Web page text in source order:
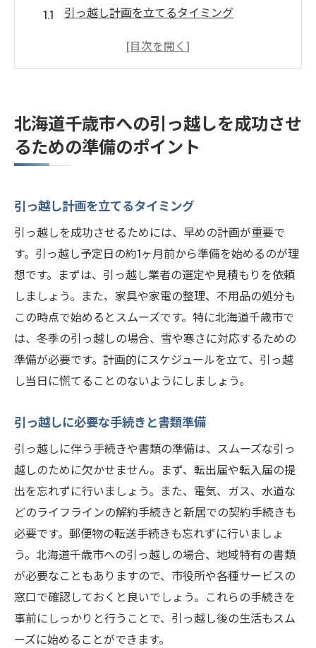
引っ越し計画を立てるタイミング
引っ越しに必要な手続きと書類準備
引っ越し前の掃除と点検
引っ越し前に知っておきたい北海道千歳市の魅
千歳市の主要な観光スポット
生活に便利な施設やサービス
公共交通機関と交通アクセス
地域のイベントや祭り
おすすめのショッピングエリア
千歳市の気候と季節の特徴
プロが教える引っ越し当日のトラブル回避法
当日のスケジュールと段取り
緊急時の連絡先と対処方法
貴重品や重要書類の管理方法
ペットや子供のケア方法
引っ越し後のトラブル対応
北海道千歳市の引っ越し費用を抑えるためのコ
ツとは
賢く引っ越し費用を見積もる方法
費用を節約するための自己引っ越しのポイ
ント
シーズンオフを狙うタイミング
北海道千歳市への引っ越しを成功させ
るための準備のポイント
引っ越し計画を立てるタイミング
引っ越しを成功させるためには、早めの計画が重要で
す。引っ越し予定日の約1ヶ月前から準備を始めるのが理
想です。まずは、引っ越し業者の選定や見積もりを依頼
しましょう。また、家具や家電の整理、不用品の処分も
この時点で始めるとスムーズです。特に北海道千歳市で
は、冬季の引っ越しの場合、雪や寒さに対応するための
準備が必要です。計画的にスケジュールを立て、引っ越
し当日に慌てることのないようにしましょう。
引っ越しに必要な手続きと書類準備
引っ越しに伴う手続きや書類の準備は、スムーズな引っ
越しのために欠かせません。まず、転出届や転入届の提
出を忘れずに行いましょう。また、電気、ガス、水道な
どのライフラインの解約手続きと新居での契約手続きも
必要です。郵便物の転送手続きも忘れずに行いましょ
う。北海道千歳市への引っ越しの場合、地域特有の書類
が必要なこともありますので、市役所や各種サービスの
窓口で確認しておくと良いでしょう。これらの手続きを
事前にしっかりと行うことで、引っ越し後の生活もスム
ーズに始めることができます。